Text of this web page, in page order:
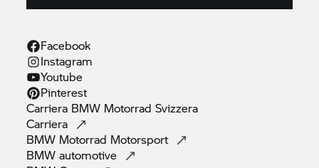
Facebook
Instagram
Youtube
Pinterest
Carriera BMW Motorrad Svizzera
Carriera
BMW Motorrad Motorsport
BMWautomotive